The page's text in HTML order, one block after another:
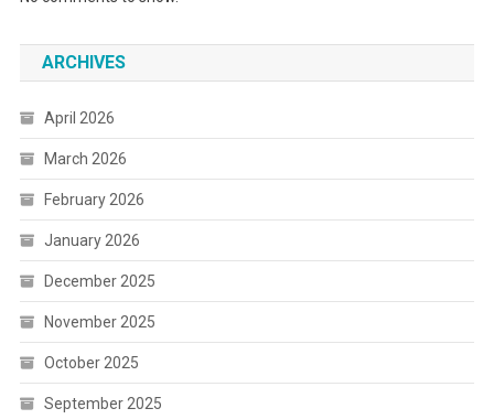
ARCHIVES
April 2026
March 2026
February 2026
January 2026
December 2025
November 2025
October 2025
September 2025